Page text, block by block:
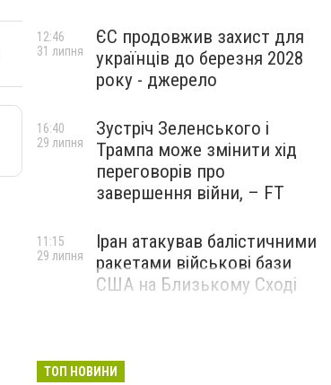
ЄС продовжив захист для
українців до березня 2028
року - джерело
12:46
31 липня
Зустріч Зеленського і
Трампа може змінити хід
переговорів про
завершення війни, – FT
16:40
29 липня
Іран атакував балістичними
ракетами військові бази
США на Близькому Сході
11:15
29 липня
ТОП НОВИНИ